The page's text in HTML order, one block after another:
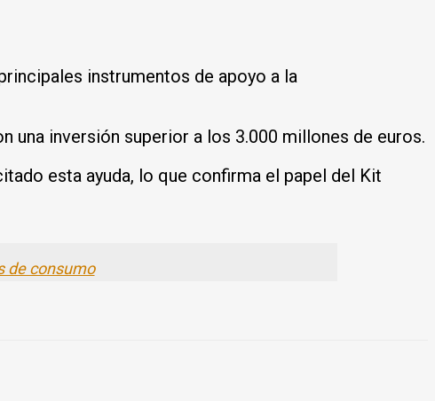
instrumentos de apoyo a la
una inversión superior a los 3.000 millones de euros.
esta ayuda, lo que confirma el papel del Kit
de consumo